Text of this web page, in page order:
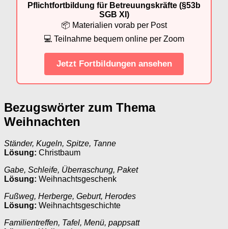
Pflichtfortbildung für Betreuungskräfte (§53b
SGB XI)
📦 Materialien vorab per Post
💻 Teilnahme bequem online per Zoom
Jetzt Fortbildungen ansehen
Bezugswörter zum Thema
Weihnachten
Ständer, Kugeln, Spitze, Tanne
Lösung: Christbaum
Gabe, Schleife, Überraschung, Paket
Lösung: Weihnachtsgeschenk
Fußweg, Herberge, Geburt, Herodes
Lösung: Weihnachtsgeschichte
Familientreffen, Tafel, Menü, pappsatt